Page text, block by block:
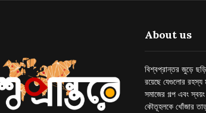
About us
বিশ্বপ্রান্তর জুড়ে
রয়েছে যেগুলোর রহস্য
সমাজের গল্প এবং
কৌতূহলকে খোঁজার